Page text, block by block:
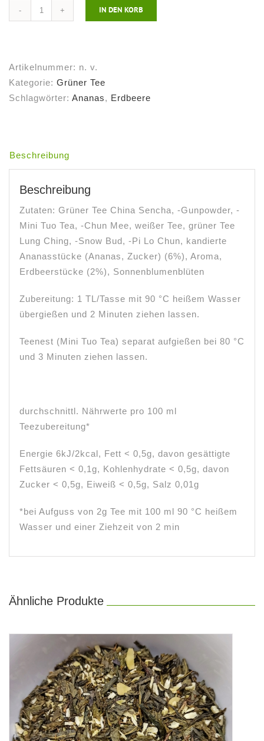
Schätze
des
IN DEN KORB
Artikelnummer: n. v.
Kategorie: Grüner Tee
Schlagwörter: Ananas, Erdbeere
Beschreibung
Beschreibung
Zutaten: Grüner Tee China Sencha, -Gunpowder, -
Mini Tuo Tea, -Chun Mee, weißer Tee, grüner Tee
Lung Ching, -Snow Bud, -Pi Lo Chun, kandierte
Ananasstücke (Ananas, Zucker) (6%), Aroma,
Erdbeerstücke (2%), Sonnenblumenblüten
Zubereitung: 1 TL/Tasse mit 90 °C heißem Wasser
übergießen und 2 Minuten ziehen lassen.
Teenest (Mini Tuo Tea) separat aufgießen bei 80 °C
und 3 Minuten ziehen lassen.
durchschnittl. Nährwerte pro 100 ml
Teezubereitung*
Energie 6kJ/2kcal, Fett < 0,5g, davon gesättigte
Fettsäuren < 0,1g, Kohlenhydrate < 0,5g, davon
Zucker < 0,5g, Eiweiß < 0,5g, Salz 0,01g
*bei Aufguss von 2g Tee mit 100 ml 90 °C heißem
Wasser und einer Ziehzeit von 2 min
Ähnliche Produkte